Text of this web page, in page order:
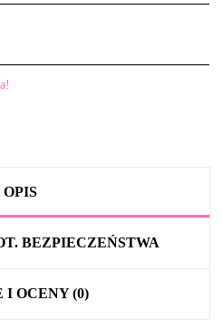
OPIS
BEZPIECZEŃSTWA
I OCENY (0)